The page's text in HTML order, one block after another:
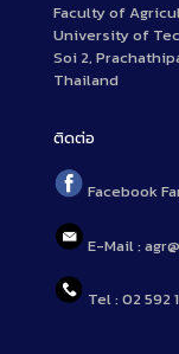
Faculty of
University of
Soi 2,
Thailand
ติดต่อ
Facebook
E-Mail :
Tel : 02 592